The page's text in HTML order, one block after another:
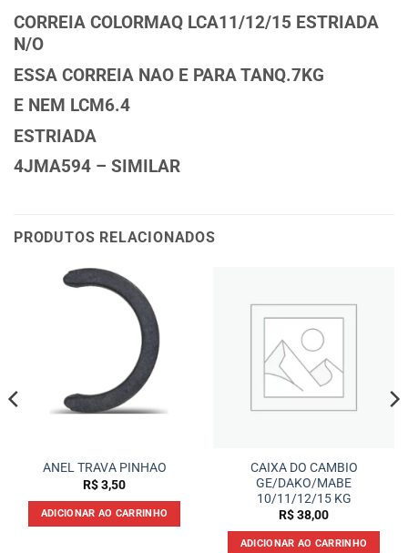
CORREIA COLORMAQ LCA11/12/15 ESTRIADA
N/O
ESSA CORREIA NAO E PARA TANQ.7KG
E NEM LCM6.4
ESTRIADA
4JMA594 – SIMILAR
PRODUTOS RELACIONADOS
ANEL TRAVA PINHAO
R$3,50
ADICIONAR AO CARRINHO
CAIXA DO CAMBIO
GE/DAKO/MABE
10/11/12/15 KG
R$38,00
ADICIONAR AO CARRINHO